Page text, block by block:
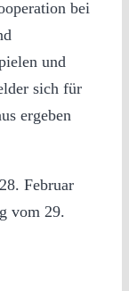
bei
und
sich für
ergeben
Februar
vom 29.